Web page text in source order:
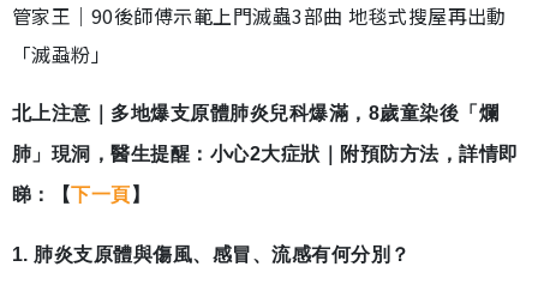
管家王｜90後師傅示範上門滅蟲3部曲 地毯式搜屋再出動
「滅蝨粉」
北上注意｜多地爆支原體肺炎兒科爆滿，8歲童染後「爛
肺」現洞，醫生提醒：小心2大症狀｜附預防方法，詳情即
睇：【下一頁 】
1. 肺炎支原體與傷風、感冒、流感有何分別？